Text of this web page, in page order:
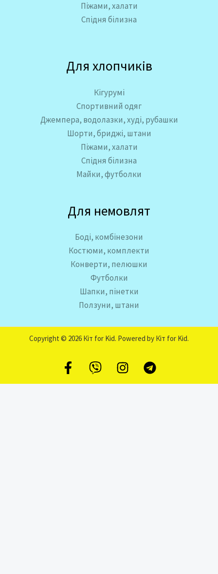
Піжами, халати
Спідня білизна
Для хлопчиків
Кігурумі
Спортивний одяг
Джемпера, водолазки, худі, рубашки
Шорти, бриджі, штани
Піжами, халати
Спідня білизна
Майки, футболки
Для немовлят
Боді, комбінезони
Костюми, комплекти
Конверти, пелюшки
Футболки
Шапки, пінетки
Ползуни, штани
Copyright © 2026 Кіт for Kid. Powered by Кіт for Kid.